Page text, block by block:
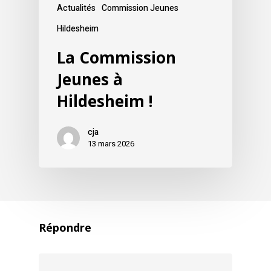
Actualités Commission Jeunes
Hildesheim
La Commission
Jeunes à
Hildesheim !
cja
13 mars 2026
Répondre